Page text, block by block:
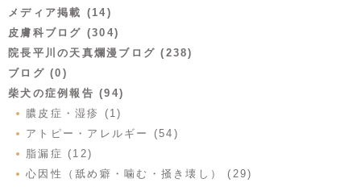
メディア掲載 (14)
皮膚科ブログ (304)
院長平川の天真爛漫ブログ (238)
ブログ (0)
柴犬の症例報告 (94)
膿皮症・湿疹 (1)
アトピー・アレルギー (54)
脂漏症 (12)
心因性（舐め癖・噛む・掻き壊し） (29)